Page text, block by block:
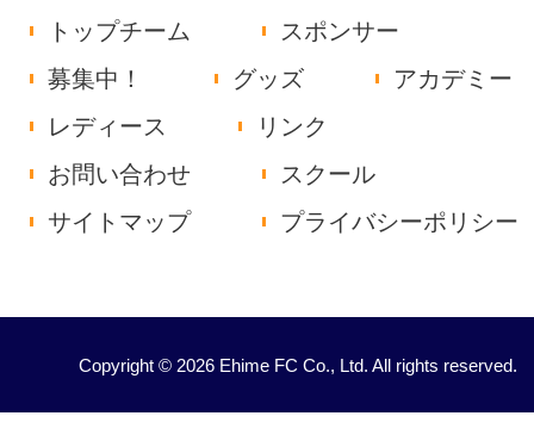
トップチーム
スポンサー
募集中！
グッズ
アカデミー
レディース
リンク
お問い合わせ
スクール
サイトマップ
プライバシーポリシー
Copyright © 2026 Ehime FC Co., Ltd. All rights reserved.